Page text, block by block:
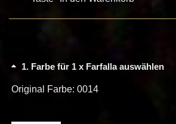
1 Farbe für 1 x Farfalla auswählen
Original Farbe: 0014